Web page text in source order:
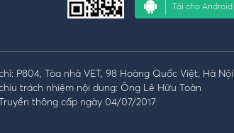
Tải cho Android
P804, Tòa nhà VET, 98 Hoàng Quốc Việt, Hà Nội
trách nhiệm nội dung: Ông Lê Hữu Toàn
thông cấp ngày 04/07/2017